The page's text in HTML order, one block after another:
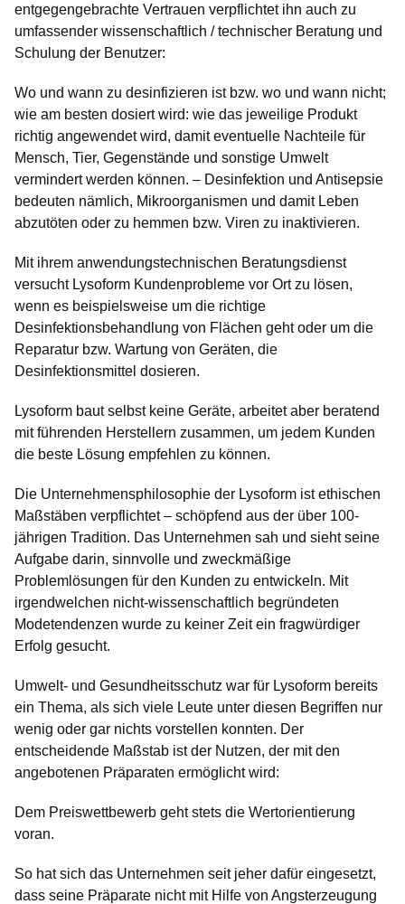
entgegengebrachte Vertrauen verpflichtet ihn auch zu
umfassender wissenschaftlich / technischer Beratung und
Schulung der Benutzer:
Wo und wann zu desinfizieren ist bzw. wo und wann nicht;
wie am besten dosiert wird: wie das jeweilige Produkt
richtig angewendet wird, damit eventuelle Nachteile für
Mensch, Tier, Gegenstände und sonstige Umwelt
vermindert werden können. – Desinfektion und Antisepsie
bedeuten nämlich, Mikroorganismen und damit Leben
abzutöten oder zu hemmen bzw. Viren zu inaktivieren.
Mit ihrem anwendungstechnischen Beratungsdienst
versucht Lysoform Kundenprobleme vor Ort zu lösen,
wenn es beispielsweise um die richtige
Desinfektionsbehandlung von Flächen geht oder um die
Reparatur bzw. Wartung von Geräten, die
Desinfektionsmittel dosieren.
Lysoform baut selbst keine Geräte, arbeitet aber beratend
mit führenden Herstellern zusammen, um jedem Kunden
die beste Lösung empfehlen zu können.
Die Unternehmensphilosophie der Lysoform ist ethischen
Maßstäben verpflichtet – schöpfend aus der über 100-
jährigen Tradition. Das Unternehmen sah und sieht seine
Aufgabe darin, sinnvolle und zweckmäßige
Problemlösungen für den Kunden zu entwickeln. Mit
irgendwelchen nicht-wissenschaftlich begründeten
Modetendenzen wurde zu keiner Zeit ein fragwürdiger
Erfolg gesucht.
Umwelt- und Gesundheitsschutz war für Lysoform bereits
ein Thema, als sich viele Leute unter diesen Begriffen nur
wenig oder gar nichts vorstellen konnten. Der
entscheidende Maßstab ist der Nutzen, der mit den
angebotenen Präparaten ermöglicht wird:
Dem Preiswettbewerb geht stets die Wertorientierung
voran.
So hat sich das Unternehmen seit jeher dafür eingesetzt,
dass seine Präparate nicht mit Hilfe von Angsterzeugung